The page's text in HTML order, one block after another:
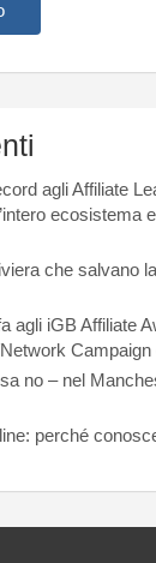
agli Affiliate
ecosistema
che salvano
agli iGB Affiliate
Campaign
no – nel
perché